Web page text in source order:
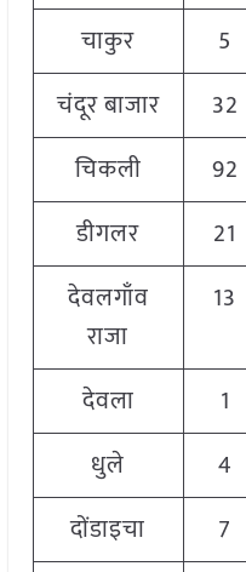
चाकुर
5
चंदूर बाजार
32
चिकली
92
डीगलर
21
देवलगाँव
राजा
13
देवला 1
धुले
4
दोंडाइचा
7